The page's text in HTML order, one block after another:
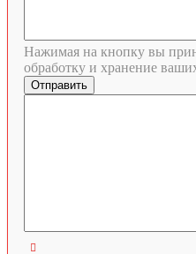
Нажимая на кнопку вы
обработку и хранение
